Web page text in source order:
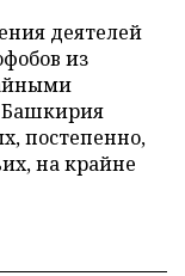
деятелей
из
постепенно,
на крайне